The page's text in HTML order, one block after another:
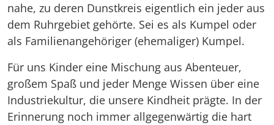
nahe, zu deren Dunstkreis eigentlich ein jeder aus
dem Ruhrgebiet gehörte. Sei es als Kumpel oder
als Familienangehöriger (ehemaliger) Kumpel.
Für uns Kinder eine Mischung aus Abenteuer,
großem Spaß und jeder Menge Wissen über eine
Industriekultur, die unsere Kindheit prägte. In der
Erinnerung noch immer allgegenwärtig die hart